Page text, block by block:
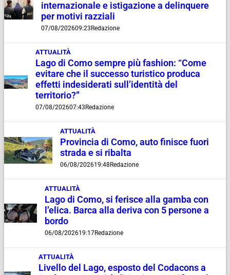
internazionale e istigazione a delinquere
per motivi razziali
07/08/202609:23Redazione
ATTUALITÀ
Lago di Como sempre più fashion: “Come
evitare che il successo turistico produca
effetti indesiderati sull’identità del
territorio?”
07/08/202607:43Redazione
ATTUALITÀ
Provincia di Como, auto finisce fuori
strada e si ribalta
06/08/202619:48Redazione
ATTUALITÀ
Lago di Como, si ferisce alla gamba con
l’elica. Barca alla deriva con 5 persone a
bordo
06/08/202619:17Redazione
ATTUALITÀ
Livello del Lago, esposto del Codacons a